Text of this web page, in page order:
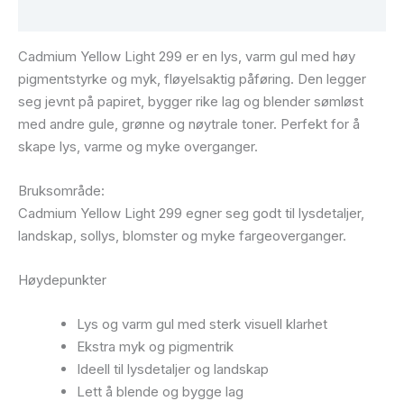
Cadmium Yellow Light 299 er en lys, varm gul med høy
pigmentstyrke og myk, fløyelsaktig påføring. Den legger
seg jevnt på papiret, bygger rike lag og blender sømløst
med andre gule, grønne og nøytrale toner. Perfekt for å
skape lys, varme og myke overganger.
Bruksområde:
Cadmium Yellow Light 299 egner seg godt til lysdetaljer,
landskap, sollys, blomster og myke fargeoverganger.
Høydepunkter
Lys og varm gul med sterk visuell klarhet
Ekstra myk og pigmentrik
Ideell til lysdetaljer og landskap
Lett å blende og bygge lag